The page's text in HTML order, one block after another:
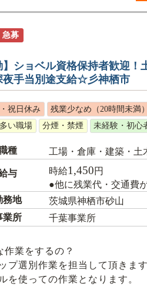
急募
】ショベル資格保持者歓迎
夜手当別途支給☆彡神栖市
祝日休み 残業少なめ（20時間未満）
い職場
分煙・禁煙 未経験・初心
種 工場・倉庫・建築・土
与 時給1,450円
●他に残業代・交通費
務地
茨城県神栖市砂山
業所
千葉事業所
作業をするの？
プ選別作業を担当して頂きます
を使っての作業となります。